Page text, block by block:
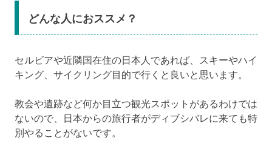
どんな人におススメ？
セルビアや近隣国在住の日本人であれば、スキーやハイ
キング、サイクリング目的で行くと良いと思います。
教会や遺跡など何か目立つ観光スポットがあるわけでは
ないので、日本からの旅行者がディブシバレに来ても特
別やることがないです。